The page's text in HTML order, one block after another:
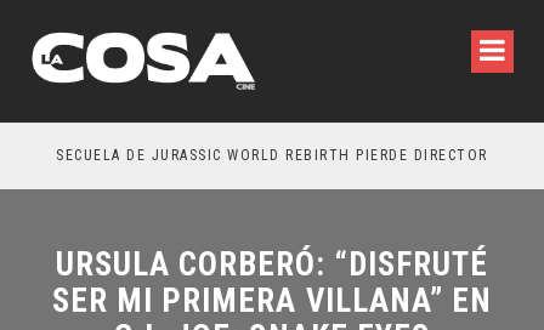
SECUELA DE JURASSIC WORLD REBIRTH PIERDE DIRECTOR
URSULA CORBERÓ: “DISFRUTÉ
SER MI PRIMERA VILLANA” EN